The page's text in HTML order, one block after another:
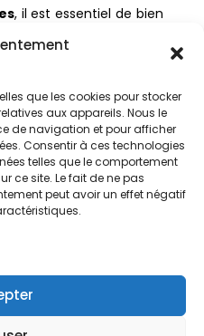
que les cookies pour stocker
aux appareils. Nous le
de navigation et pour afficher
Consentir à ces technologies
telles que le comportement
ce site. Le fait de ne pas
peut avoir un effet négatif
, il est essentiel de bien
:
les plus efficaces pour
disponibles en 2025 ?
permet souvent de
à la situation du
vers